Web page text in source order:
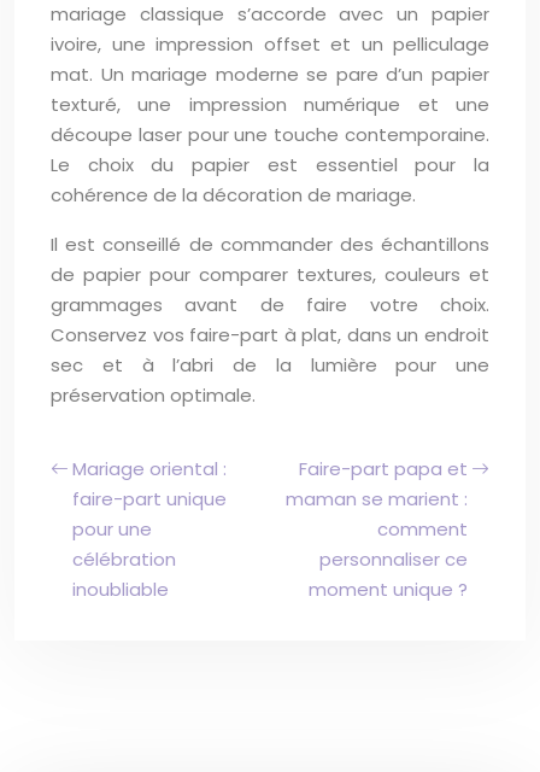
mariage classique s’accorde avec un papier
ivoire, une impression offset et un pelliculage
mat. Un mariage moderne se pare d’un papier
texturé, une impression numérique et une
découpe laser pour une touche contemporaine.
Le choix du papier est essentiel pour la
cohérence de la décoration de mariage.
Il est conseillé de commander des échantillons
de papier pour comparer textures, couleurs et
grammages avant de faire votre choix.
Conservez vos faire-part à plat, dans un endroit
sec et à l’abri de la lumière pour une
préservation optimale.
Mariage oriental :
faire-part unique
pour une
célébration
inoubliable
Faire-part papa et
maman se marient :
comment
personnaliser ce
moment unique ?